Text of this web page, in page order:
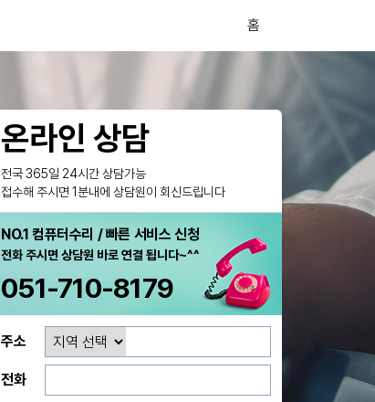
홈
온라인 상담
전국 365일 24시간 상담가능
접수해 주시면 1분내에 상담원이 회신드립니다
NO.1 컴퓨터수리 / 빠른 서비스 신청
전화 주시면 상담원 바로 연결 됩니다~^^
051-710-8179
주소
전화